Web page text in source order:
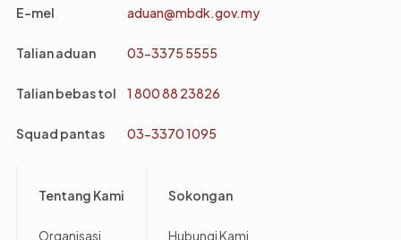
E-mel aduan@mbdk.gov.my
Talian aduan 03-3375 5555
Talian bebas tol 1 800 88 23826
Squad pantas 03-3370 1095
Tentang Kami
Organisasi
Sokongan
Hubungi Kami